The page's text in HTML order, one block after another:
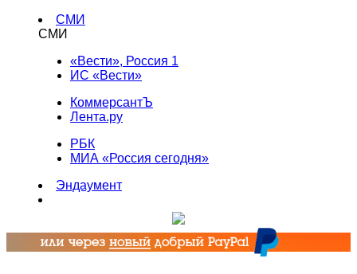
СМИ
СМИ
«Вести», Россия 1
ИС «Вести»
КоммерсантЪ
Лента.ру
РБК
МИА «Россия сегодня»
Эндаумент